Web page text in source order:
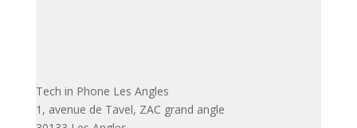
Tech in Phone Les Angles
1, avenue de Tavel, ZAC grand angle